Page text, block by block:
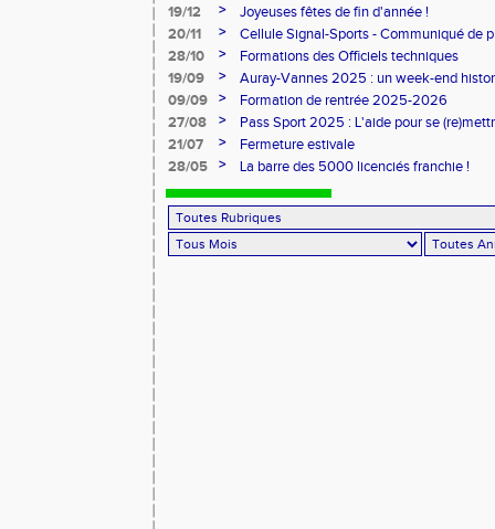
19/12
>
Joyeuses fêtes de fin d'année !
20/11
>
Cellule Signal-Sports - Communiqué de
Sports
28/10 >
Formations des Officiels techniques
19/09
>
Auray-Vannes 2025 : un week-end
marathon breton
09/09 >
Formation de rentrée 2025-2026
27/08
>
Pass Sport 2025 : L'aide pour se
21/07
>
Fermeture estivale
28/05
> La barre des 5000 licenciés franchie !